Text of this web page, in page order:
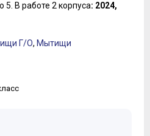
5. В работе 2 корпуса: 2024,
Г/О, Мытищи